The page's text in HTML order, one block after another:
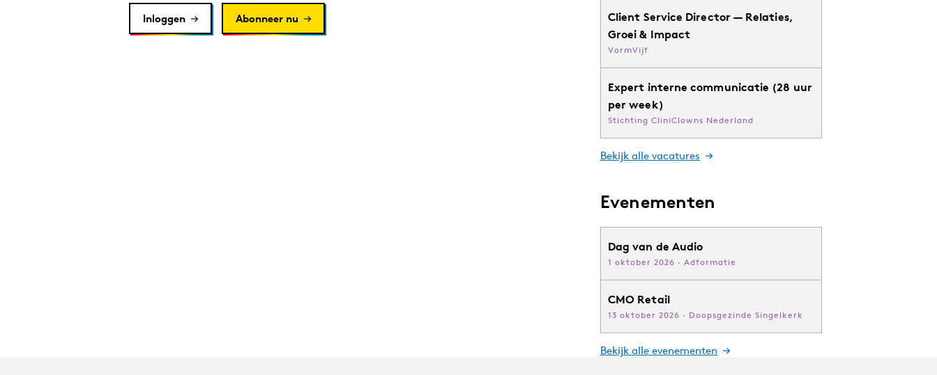
Inloggen Abonneer nu
Client Service Director — Relaties,
Groei & Impact
VormVijf
Expert interne communicatie (28 uur
per week)
Stichting CliniClowns Nederland
Bekijk alle vacatures
Evenementen
Dag van de Audio
1 oktober 2026 · Adformatie
CMO Retail
13 oktober 2026 · Doopsgezinde Singelkerk
Bekijk alle evenementen